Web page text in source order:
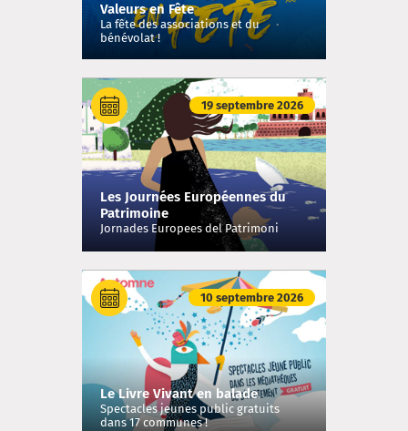
Valeurs en Fête
La fête des associations et du
bénévolat !
19 septembre 2026
Les Journées Européennes du
Patrimoine
Jornades Europees del Patrimoni
10 septembre 2026
Le Livre Vivant en balade
Spectacles jeunes public gratuits
dans 17 communes !